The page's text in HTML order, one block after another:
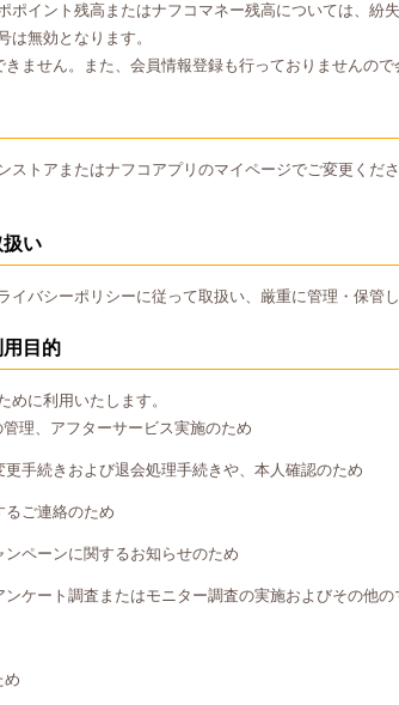
ポイント残高またはナフコマネー残高については、紛
は無効となります。
ません。また、会員情報登録も行っておりませんので
ストアまたはナフコアプリのマイページでご変更く
い
バシーポリシーに従って取扱い、厳重に管理・保管し
目的
に利用いたします。
理、アフターサービス実施のため
更手続きおよび退会処理手続きや、本人確認のため
るご連絡のため
ンペーンに関するお知らせのため
ンケート調査またはモニター調査の実施およびその他
め